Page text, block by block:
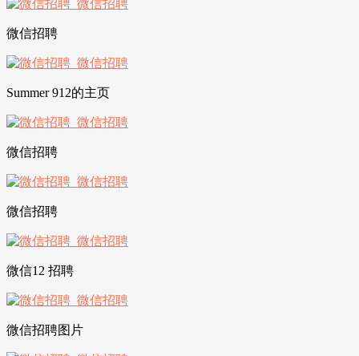
微信招聘
Summer 912的主页
微信招聘
微信招聘
微信12 招聘
微信招聘图片